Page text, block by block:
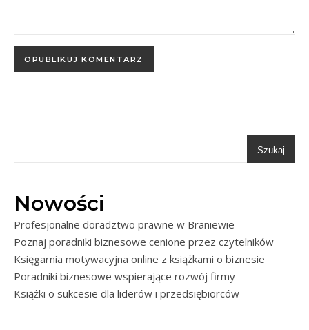
Szukaj
Nowości
Profesjonalne doradztwo prawne w Braniewie
Poznaj poradniki biznesowe cenione przez czytelników
Księgarnia motywacyjna online z książkami o biznesie
Poradniki biznesowe wspierające rozwój firmy
Książki o sukcesie dla liderów i przedsiębiorców